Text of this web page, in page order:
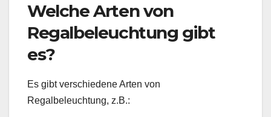
Welche Arten von
Regalbeleuchtung gibt
es?
Es gibt verschiedene Arten von
Regalbeleuchtung, z.B.: